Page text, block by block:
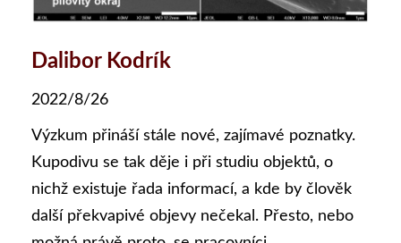
Dalibor Kodrík
2022/8/26
Výzkum přináší stále nové, zajímavé poznatky.
Kupodivu se tak děje i při studiu objektů, o
nichž existuje řada informací, a kde by člověk
další překvapivé objevy nečekal. Přesto, nebo